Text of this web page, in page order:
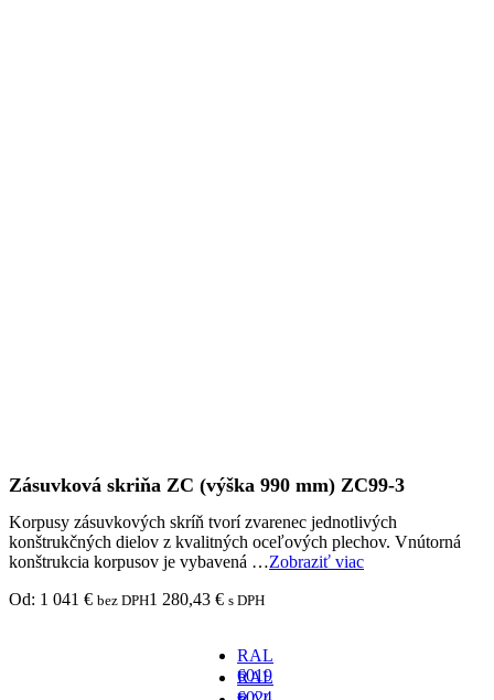
Zásuvková skriňa ZC (výška 990 mm) ZC99-3
Korpusy zásuvkových skríň tvorí zvarenec jednotlivých
konštrukčných dielov z kvalitných oceľových plechov. Vnútorná
konštrukcia korpusov je vybavená …Zobraziť viac
Od: 1 041 € bez DPH1 280,43 € s DPH
RAL
6019
-
RAL